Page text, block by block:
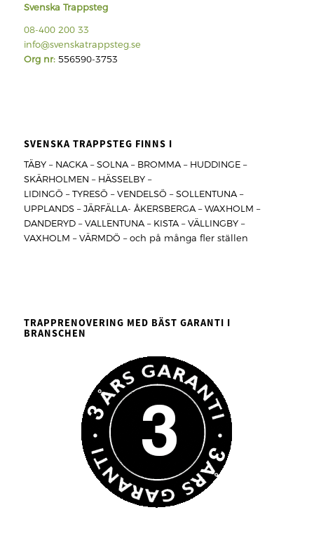
Svenska Trappsteg
08-400 200 33
info@svenskatrappsteg.se
Org nr:556590-3753
SVENSKA TRAPPSTEG FINNS I
TÄBY – NACKA – SOLNA – BROMMA – HUDDINGE –
SKÄRHOLMEN – HÄSSELBY –
LIDINGÖ – TYRESÖ – VENDELSÖ – SOLLENTUNA –
UPPLANDS – JÄRFÄLLA- ÅKERSBERGA – WAXHOLM –
DANDERYD – VALLENTUNA – KISTA – VÄLLINGBY –
VAXHOLM – VÄRMDÖ – och på många fler ställen
TRAPPRENOVERING MED BÄST GARANTI I
BRANSCHEN